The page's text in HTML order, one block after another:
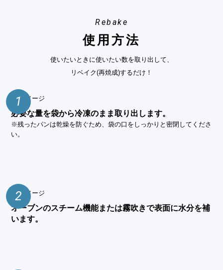
Rebake
使用方法
使いたいときに使いたい数を取り出して、
リベイク(再焼成)するだけ！
1
必要な量を袋から冷凍のまま取り出します。
※残ったパンは乾燥を防ぐため、袋の口をしっかりと密閉してくださ
い。
2
オーブンのスチーム機能または霧吹きで表面に水分を補
います。